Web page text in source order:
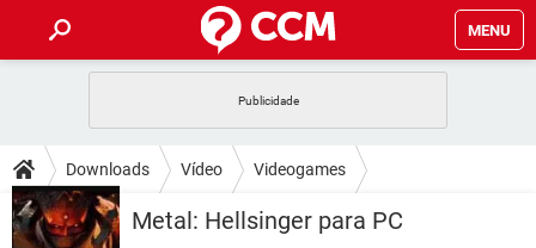
MENU
CELULAR FACEBOOK
OUTLOOK EXCEL
DICAS
JOGOS WHATSAPP
CELULAR FACEBOOK
DOWNLOADS
Downloads Vídeo Videogames
Metal: Hellsinger para PC